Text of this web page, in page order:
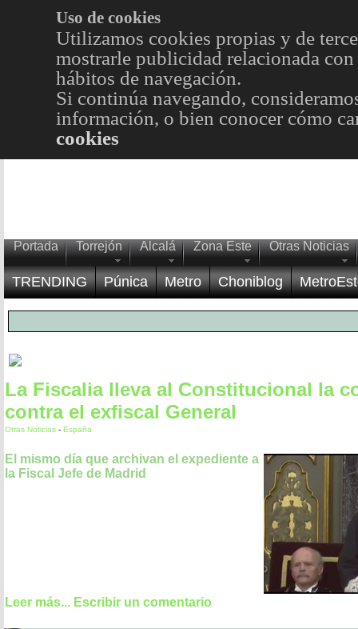
Uso de cookies
Utilizamos cookies propias y de
mostrarle publicidad relacionada
hábitos de navegación.
Si continúa navegando,
información, o bien conocer cómo
cookies
Portada Torrejón Alcalá Zona Este Otras Noticias
TRENDING Púnica Metro Choniblog
La Fiscalia lleva al Constitucional la
contra el exfiscal General
Otras Noticias - España
El mismo día que archivan el expediente a
la Fiscal Jefe de Madrid
Leer más... Escribir un comentario